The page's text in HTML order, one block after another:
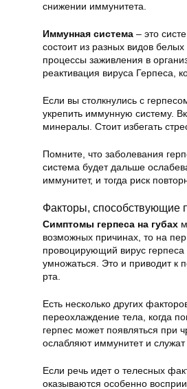
снижении иммунитета.
Иммунная система – это
состоит из разных видов
процессы заживления в
реактивация вируса Герпеса,
Если вы столкнулись с
укрепить иммунную систему.
минералы. Стоит избегать
Помните, что заболевания
система будет дальше
иммунитет, и тогда риск
Факторы, способствующие
Симптомы герпеса на губах
возможных причинах, то на
провоцирующий вирус герпеса
умножаться. Это и приводит к
рта.
Есть несколько других
переохлаждение тела, когда
герпес может появляться при
ослабляют иммунитет и
Если речь идет о телесных
оказываются особенно